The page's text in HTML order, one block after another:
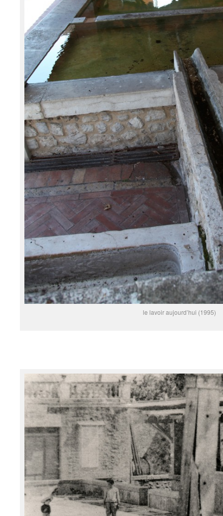
le lavoir aujourd’hui (1995)